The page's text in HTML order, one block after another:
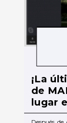
¡La
de
lugar